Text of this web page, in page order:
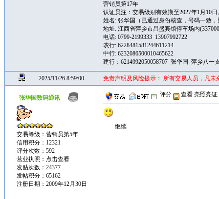
营销员第17年
认证员注：交易级别有效期至2027年1月10日
姓名: 张华国（已通过身份核查，号码一致
地址: 江西省萍乡市昌盛宾馆停车场内
电话: 0799-2199333 13907992722
农行: 6228481581244611214
中行: 6232086500010465622
建行：6214992050058707 张华国 萍乡八一
2025/11/26 8:59:00 免责声明及风险提示： 所有交易人员，凡
张华国数码通讯
交易等级：营销员第5年
信用积分：12321
评分次数：592
营业执照： 点击查看
发贴次数：24377
发帖积分：65162
注册日期：2009年12月30日
评分 查看 亮照亮证
继续